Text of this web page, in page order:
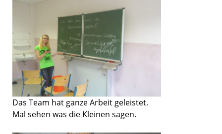
Das Team hat ganze Arbeit geleistet.
Mal sehen was die Kleinen sagen.